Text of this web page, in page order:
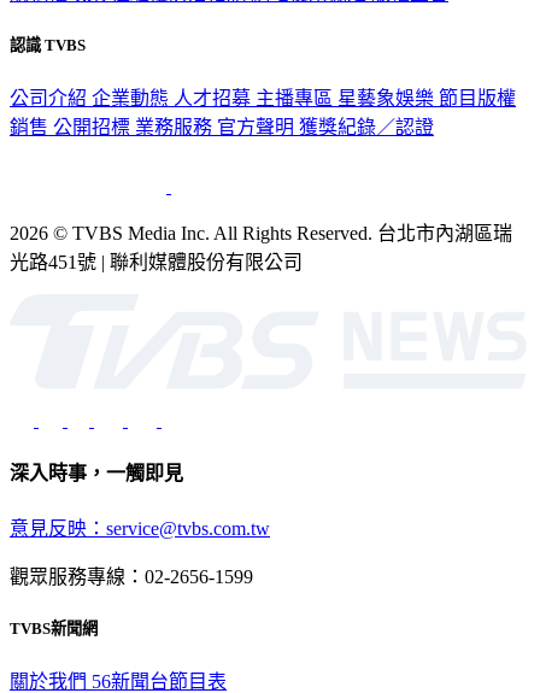
認識 TVBS
公司介紹 企業動態 人才招募 主播專區 星藝象娛樂 節目版權
銷售 公開招標 業務服務 官方聲明 獲獎紀錄／認證
2026 © TVBS Media Inc. All Rights Reserved. 台北市內湖區瑞
光路451號 | 聯利媒體股份有限公司
深入時事，一觸即見
意見反映：service@tvbs.com.tw
觀眾服務專線：02-2656-1599
TVBS新聞網
關於我們 56新聞台節目表